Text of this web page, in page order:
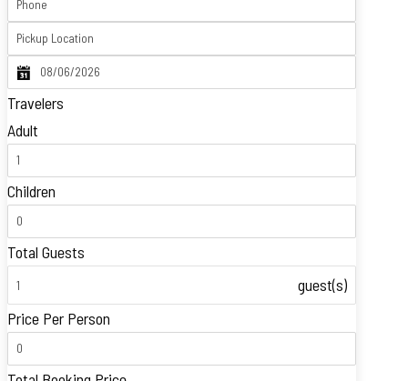
Travelers
Adult
Children
Total Guests
guest(s)
Price Per Person